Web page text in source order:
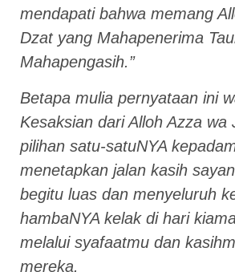
mendapati bahwa memang
Dzat yang Mahapenerima
Mahapengasih.”
Betapa mulia pernyataan ini
Kesaksian dari Alloh Azza wa
pilihan satu-satuNYA
menetapkan jalan kasih
begitu luas dan menyeluruh
hambaNYA kelak di hari
melalui syafaatmu dan
mereka.